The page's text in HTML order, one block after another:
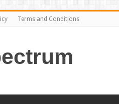
Terms and Conditions